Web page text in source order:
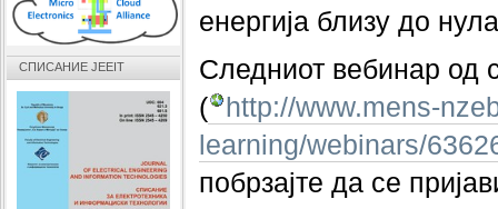
енергија близу до
Следниот вебинар од
(
http://www.mens-
learning/webinars/
побрзајте да се
СПИСАНИЕ JEEIT